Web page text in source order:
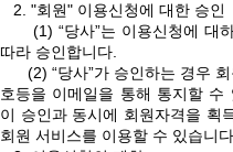
2. "회원" 이용신청에 대한 승인
(1) “당사”는 이용신청에 대하
따라 승인합니다.
(2) “당사”가 승인하는 경우 회
호등을 이메일을 통해 통지할 수
이 승인과 동시에 회원자격을 획
회원 서비스를 이용할 수 있습니